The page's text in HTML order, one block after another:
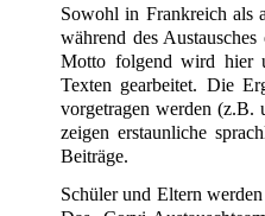
Sowohl in Frankreich als
während des
Motto folgend wird hier
Texten gearbeitet. Die
vorgetragen werden (z.B.
zeigen erstaunliche
Beiträge.
Schüler und Eltern